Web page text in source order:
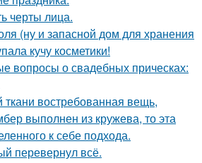
черты лица.
(ну и запасной дом для хранения
кучу косметики!
вопросы о свадебных прическах:
востребованная вещь,
выполнен из кружева, то эта
к себе подхода.
перевернул всё.